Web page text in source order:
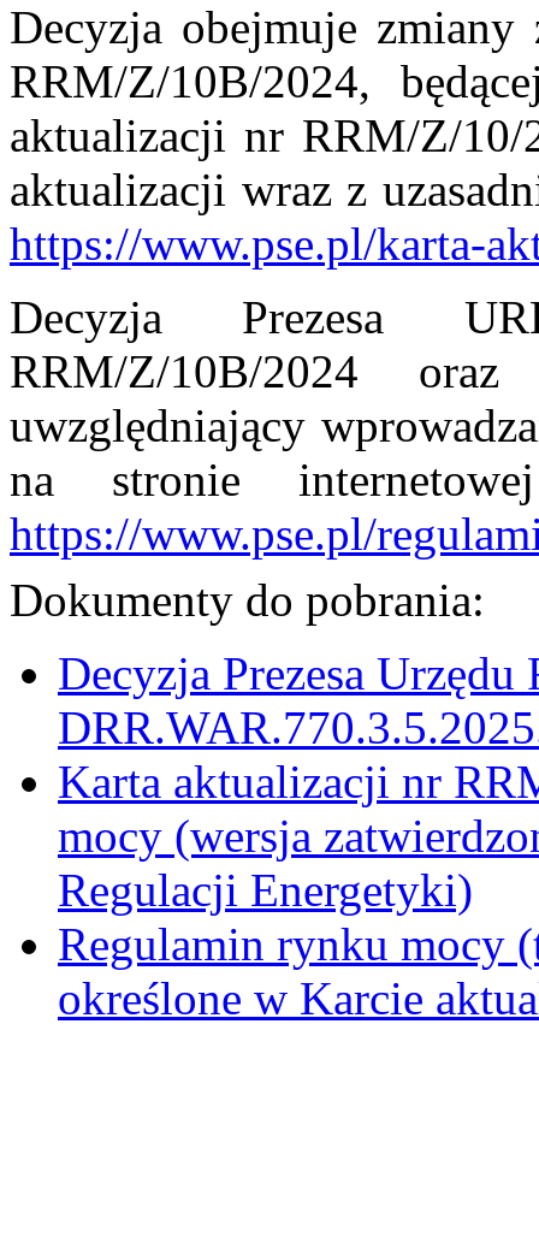
Decyzja obejmuje
RRM/Z/10B/2024,
aktualizacji nr RRM/Z/
aktualizacji wraz z
https://www.pse.pl/karta-
Decyzja Prezesa
RRM/Z/10B/2024
uwzględniający
na stronie
https://www.pse.pl/
Dokumenty do pobrania:
Decyzja Prezesa
Karta aktualizacji nr
mocy (wersja
Regulacji Energetyki)
Regulamin rynku mocy
określone w Karcie